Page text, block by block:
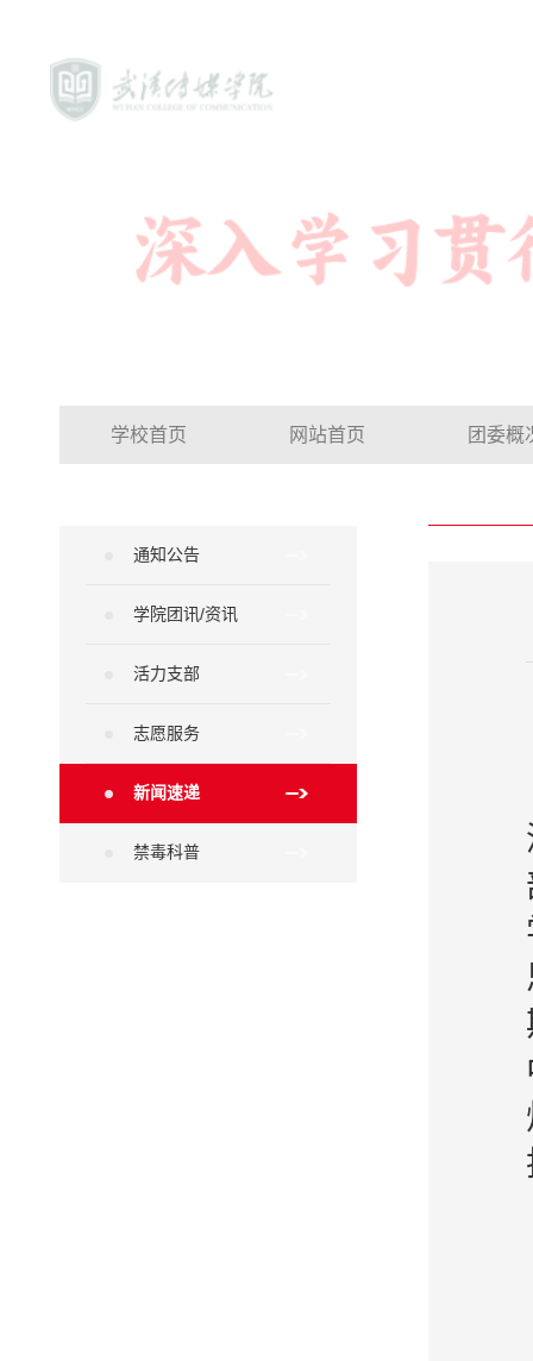
学校首页 网站首页 团委概
通知公告
学院团讯/资讯
活力支部
志愿服务
新闻速递
禁毒科普